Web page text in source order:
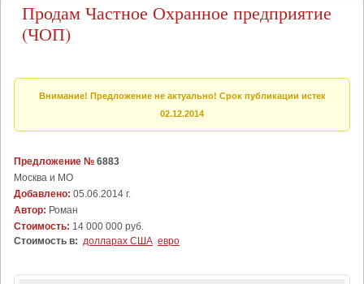
Продам Частное Охранное предприятие
(ЧОП)
Внимание! Предложение не актуально! Срок публикации истек
02.12.2014
Предложение № 6883
Москва и МО
Добавлено: 05.06.2014 г.
Автор: Роман
Стоимость: 14 000 000 руб.
Стоимость в: долларах США евро